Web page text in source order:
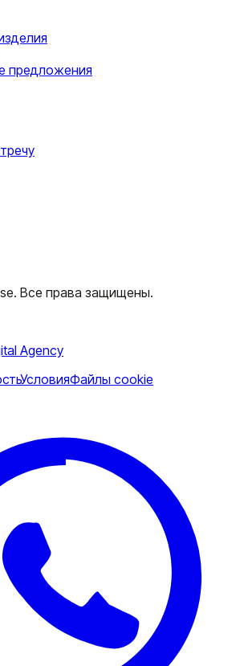
предложения
Все права защищены.
Agency
УсловияФайлы cookie